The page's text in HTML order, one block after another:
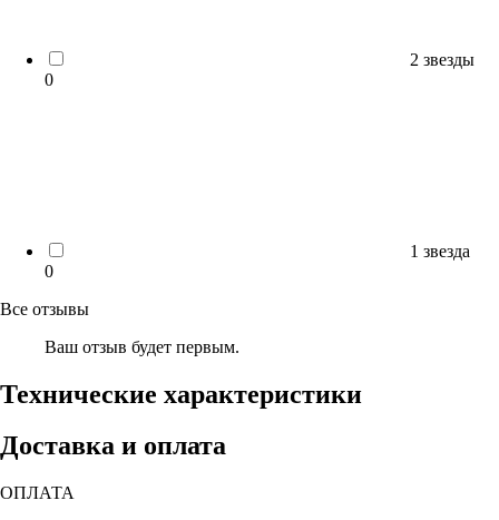
2 звезды
0
1 звезда
0
Все отзывы
Ваш отзыв будет первым.
Технические характеристики
Доставка и оплата
ОПЛАТА